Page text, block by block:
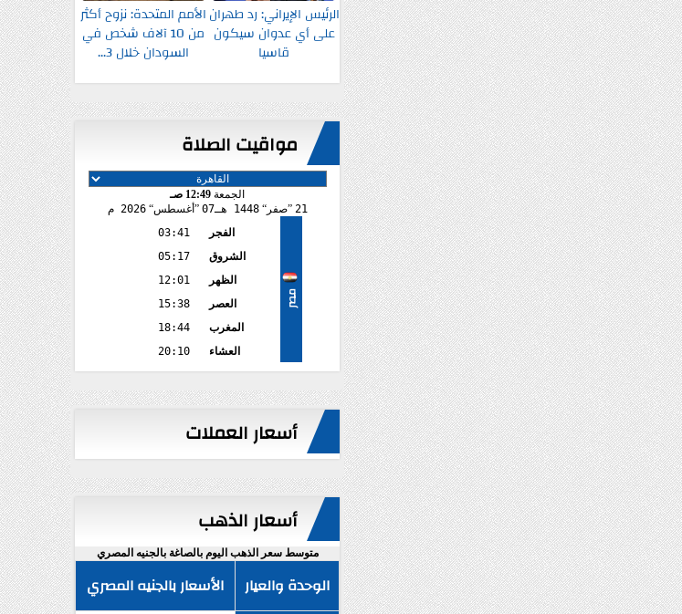
الرئيس الإيراني: رد طهران
على أي عدوان سيكون
قاسيا
الأمم المتحدة: نزوح أكثر
من 10 آلاف شخص في
السودان خلال 3...
مواقيت الصلاة
الجمعة 12:49 صـ
21
صفر 1448 هـ 07 أغسطس 2026 م
مصر
الفجر
03:41
الشروق
05:17
الظهر
12:01
العصر
15:38
المغرب
18:44
العشاء
20:10
أسعار العملات
أسعار الذهب
متوسط سعر الذهب اليوم بالصاغة بالجنيه المصري
الوحدة والعيار الأسعار بالجنيه المصري